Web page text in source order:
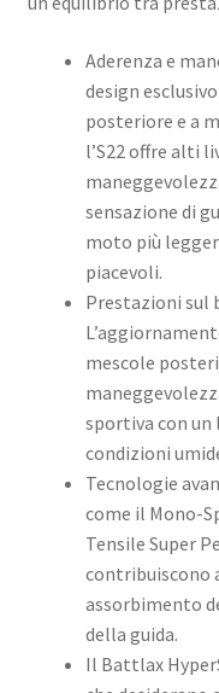
Aderenza e
design
posteriore e a
l’S22 offre alti
sensazione di
moto più
piacevoli. ​
Prestazioni
mescole
sportiva con un
condizioni
Tecnologie
come il Mono-
Tensile Super
contribuiscono
assorbimento
della guida. ​
Il Battlax